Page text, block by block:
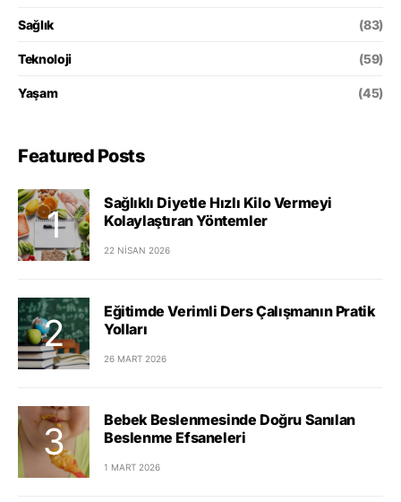
Sağlık (83)
Teknoloji (59)
Yaşam (45)
Featured Posts
Sağlıklı Diyetle Hızlı Kilo Vermeyi
Kolaylaştıran Yöntemler
22 NISAN 2026
Eğitimde Verimli Ders Çalışmanın Pratik
Yolları
26 MART 2026
Bebek Beslenmesinde Doğru Sanılan
Beslenme Efsaneleri
1 MART 2026